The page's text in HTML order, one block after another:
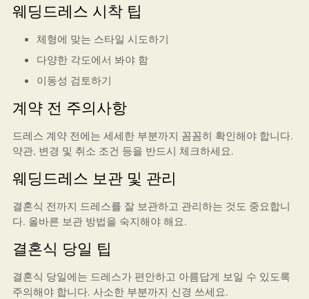
웨딩드레스 시착 팁
체형에 맞는 스타일 시도하기
다양한 각도에서 봐야 함
이동성 검토하기
계약 전 주의사항
드레스 계약 전에는 세세한 부분까지 꼼꼼히 확인해야 합니다.
약관, 변경 및 취소 조건 등을 반드시 체크하세요.
웨딩드레스 보관 및 관리
결혼식 전까지 드레스를 잘 보관하고 관리하는 것도 중요합니
다. 올바른 보관 방법을 숙지해야 해요.
결혼식 당일 팁
결혼식 당일에는 드레스가 편안하고 아름답게 보일 수 있도록
주의해야 합니다. 사소한 부분까지 신경 쓰세요.